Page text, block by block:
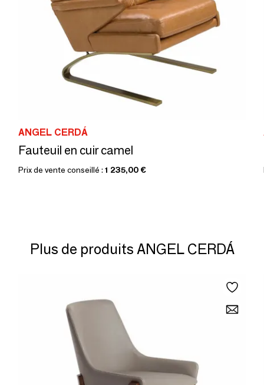
ANGEL CERDÁ
Fauteuil en cuir camel
Prix de vente conseillé : 1 235,00 €
Plus de produits ANGEL CERDÁ